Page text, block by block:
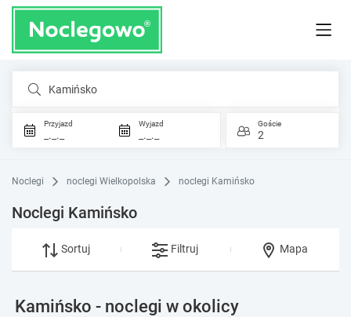
Kamińsko
Przyjazd
_._._
Wyjazd
_._._
Goście
2
Noclegi noclegi Wielkopolska noclegi Kamińsko
Noclegi Kamińsko
Sortuj Filtruj Mapa
Kamińsko - noclegi w okolicy